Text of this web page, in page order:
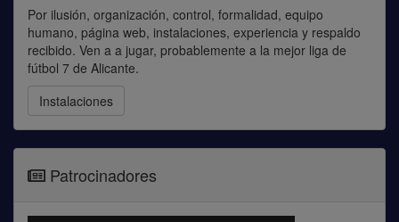
Por ilusión, organización, control, formalidad, equipo
humano, página web, instalaciones, experiencia y respaldo
recibido. Ven a a jugar, probablemente a la mejor liga de
fútbol 7 de Alicante.
Instalaciones
Patrocinadores